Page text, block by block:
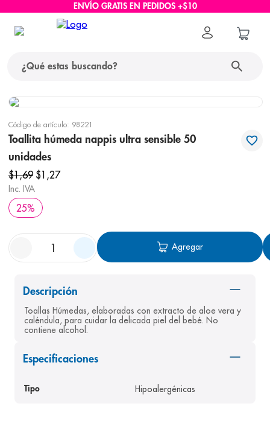
ENVÍO GRATIS EN PEDIDOS +$10
Código de artículo: 98221
Toallita húmeda nappis ultra sensible 50
unidades
$1,69 $1 ,27
Inc. IVA
25%
Agregar
Descripción
Toallas Húmedas, elaboradas con extracto de aloe vera y
caléndula, para cuidar la delicada piel del bebé. No
contiene alcohol.
Especificaciones
Tipo Hipoalergénicas
términos más buscados
1. protector solar
2. pañales
3. eucerin
4. cerave
5.
shampoo
7. bioderma
9 panolini
10.prueba embarazo